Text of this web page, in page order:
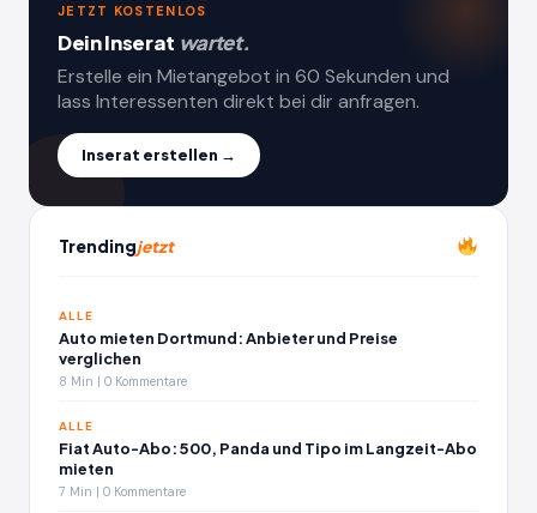
JETZT KOSTENLOS
Dein Inserat wartet.
Erstelle ein Mietangebot in 60 Sekunden und
lass Interessenten direkt bei dir anfragen.
Inserat erstellen →
Trendingjetzt
ALLE
Auto mieten Dortmund: Anbieter und Preise
verglichen
8 Min | 0 Kommentare
ALLE
Fiat Auto-Abo: 500, Panda und Tipo im Langzeit-Abo
mieten
7 Min | 0 Kommentare